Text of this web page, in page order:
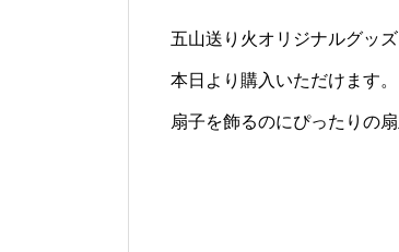
五山送り火オリジナルグッ
本日より購入いただけます
扇子を飾るのにぴったりの